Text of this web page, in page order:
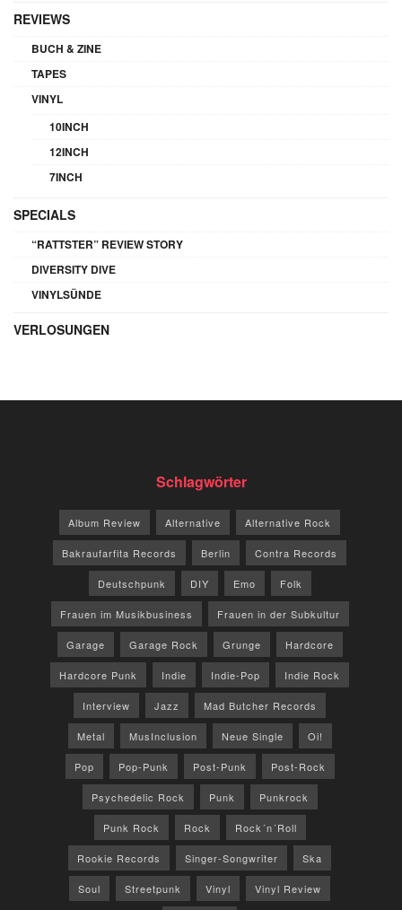
REVIEWS
BUCH & ZINE
TAPES
VINYL
10INCH
12INCH
7INCH
SPECIALS
“RATTSTER” REVIEW STORY
DIVERSITY DIVE
VINYLSÜNDE
VERLOSUNGEN
Schlagwörter
Album Review Alternative Alternative Rock
Bakraufarfita Records Berlin Contra Records
Deutschpunk DIY Emo Folk
Frauen im Musikbusiness Frauen in der Subkultur
Garage Garage Rock Grunge Hardcore
Hardcore Punk Indie Indie-Pop Indie Rock
Interview Jazz Mad Butcher Records
Metal MusInclusion Neue Single Oi!
Pop Pop-Punk Post-Punk Post-Rock
Psychedelic Rock Punk Punkrock
Punk Rock Rock Rock´n´Roll
Rookie Records Singer-Songwriter Ska
Soul Streetpunk Vinyl Vinyl Review